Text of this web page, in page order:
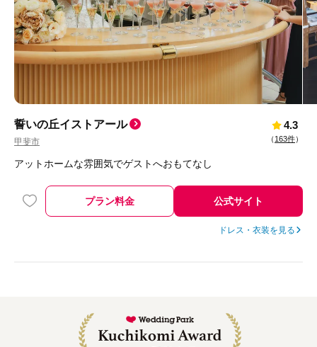
誓いの丘イストアール
甲斐市
4.3
（ 163件）
アットホームな雰囲気でゲストへおもてなし
プラン料金 公式サイト
ドレス・衣装を見る